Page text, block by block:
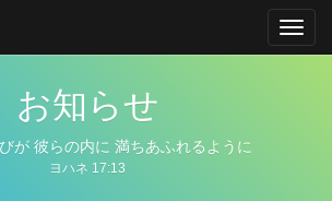
お知らせ
が 彼らの内に 満ちあふれるように
ヨハネ 17:13